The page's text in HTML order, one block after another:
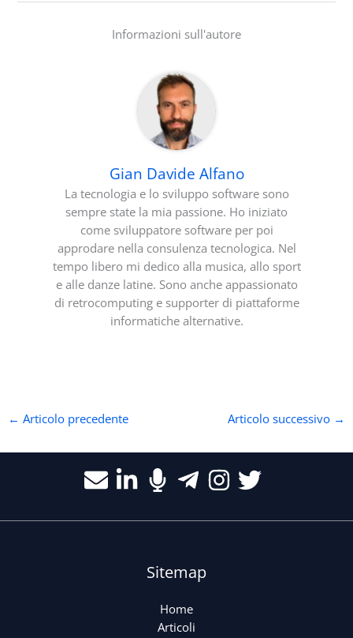
Informazioni sull'autore
Gian Davide Alfano
La tecnologia e lo sviluppo software sono
sempre state la mia passione. Ho iniziato
come sviluppatore software per poi
approdare nella consulenza tecnologica. Nel
tempo libero mi dedico alla musica, allo sport
e alle danze latine. Sono anche appassionato
di retrocomputing e supporter di piattaforme
informatiche alternative.
← Articolo precedente Articolo successivo →
Sitemap
Home
Articoli